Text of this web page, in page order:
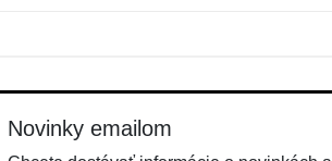
Novinky emailom